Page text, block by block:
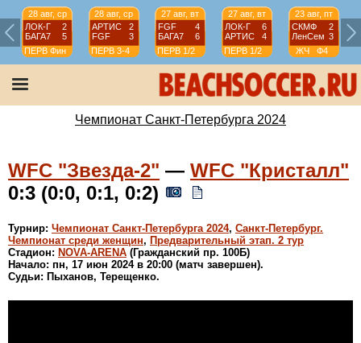
28 авг, ср
ЛОК-Г
2
БАГА7
5
ПЕРВ Фин
28 авг, ср
АРТИС
2
FGF
3
ПЕРВ 3-4
27 авг, вт
FGF
4
БАГА7
6
ПЕРВ 1/2
27 авг, вт
ЛОК-Г
6
АРТИС
4
ПЕРВ 1/2
23 авг, пт
СКМФ
2
ЛенСем 3
ЖЧ
Ф4
Чемпионат Санкт-Петербурга 2024
WFC "Звезда-2" — WFC "Кристалл"
0:3 (0:0, 0:1, 0:2)
Турнир: Чемпионат Санкт-Петербурга 2024, Санкт-Петербург.
Чемпионат среди женщин, Предварительный этап. 2 тур
Стадион: NOVA-ARENA (Гражданский пр. 100Б)
Начало: пн, 17 июн 2024 в 20:00 (матч завершен).
Судьи: Пыханов, Терещенко.